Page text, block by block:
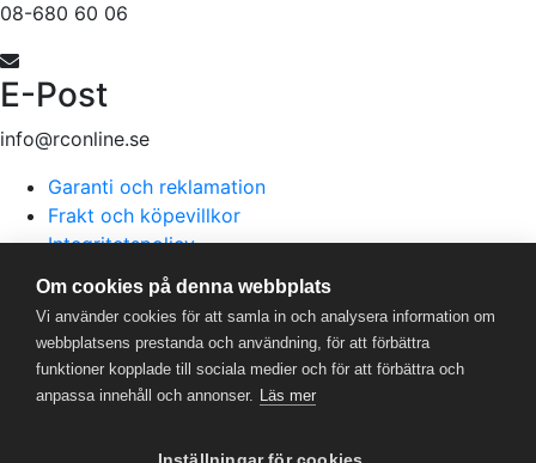
08-680 60 06
E-Post
info@rconline.se
Garanti och reklamation
Frakt och köpevillkor
Integritetspolicy
Kontakta oss
RC Online- © 2026
559357-5706
Om cookies på denna webbplats
Vi använder cookies för att samla in och analysera information om
webbplatsens prestanda och användning, för att förbättra
funktioner kopplade till sociala medier och för att förbättra och
anpassa innehåll och annonser. Läs mer